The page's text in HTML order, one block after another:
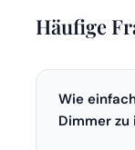
Häufige
Wie
Dimmer